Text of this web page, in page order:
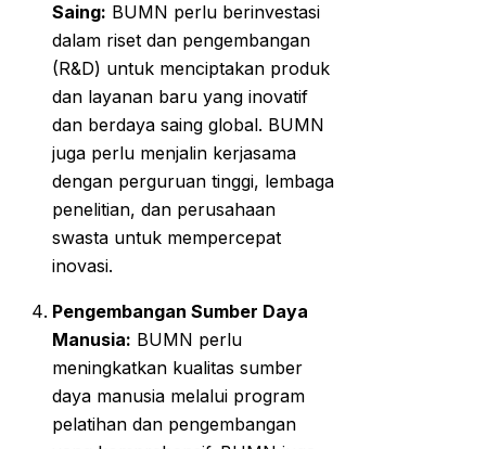
Saing: BUMN perlu berinvestasi
dalam riset dan pengembangan
(R&D) untuk menciptakan produk
dan layanan baru yang inovatif
dan berdaya saing global. BUMN
juga perlu menjalin kerjasama
dengan perguruan tinggi, lembaga
penelitian, dan perusahaan
swasta untuk mempercepat
inovasi.
Pengembangan Sumber Daya
Manusia: BUMN perlu
meningkatkan kualitas sumber
daya manusia melalui program
pelatihan dan pengembangan